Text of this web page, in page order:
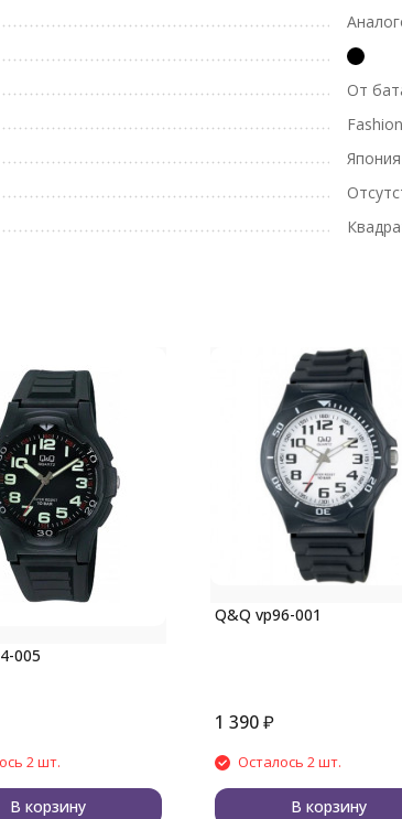
От
Fashion
Япония
005
2 шт.
В корзину
Q&Q vp96-001
1 390₽
Осталось 2 шт.
В корзину